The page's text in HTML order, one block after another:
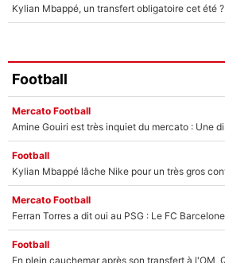
Kylian Mbappé, un transfert obligatoire cet été ?
Football
Mercato Football
Football
Mercato Football
Football